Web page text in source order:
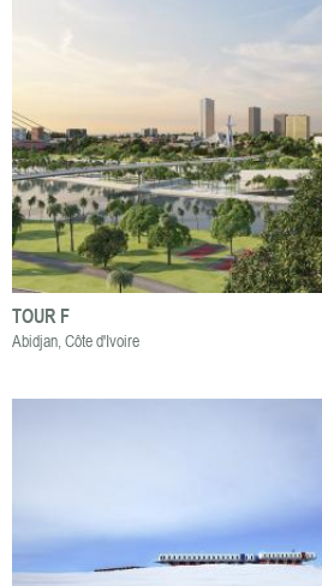
TOUR F
Abidjan, Côte d'Ivoire